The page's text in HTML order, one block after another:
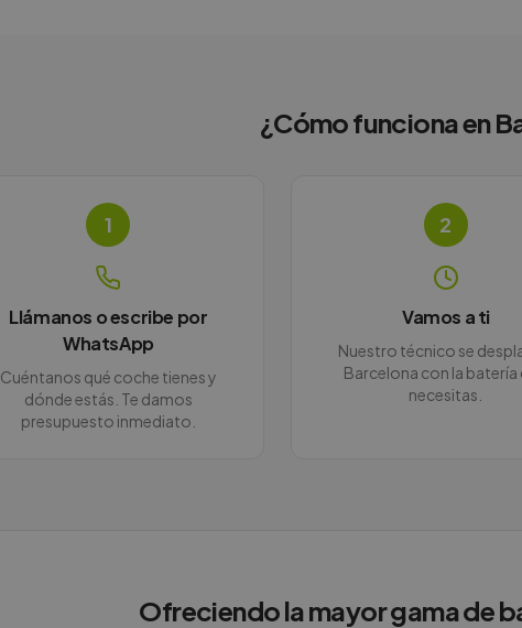
¿Cómo funciona en
1
Llámanos o escribe por
WhatsApp
Cuéntanos qué coche tienes y
dónde estás. Te damos
presupuesto inmediato.
2
Vamos a ti
Nuestro técnico se
Barcelona con la batería
necesitas.
Ofreciendo la mayor gama de